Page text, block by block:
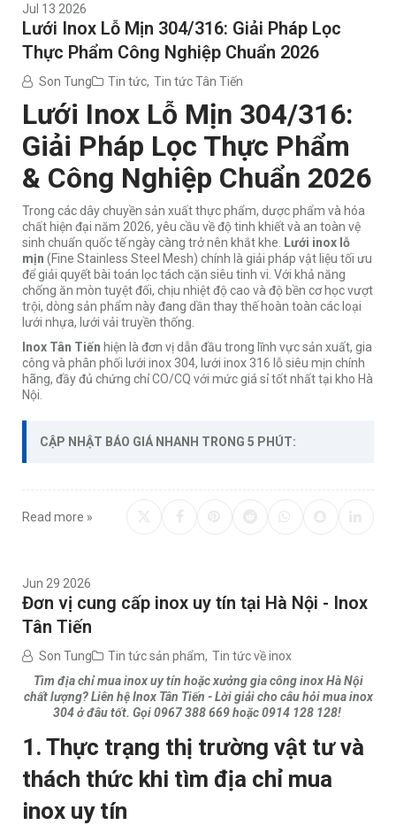
Jul 13 2026
Lưới Inox Lỗ Mịn 304/316: Giải Pháp Lọc
Thực Phẩm Công Nghiệp Chuẩn 2026
Son Tung Tin tức, Tin tức Tân Tiến
Lưới Inox Lỗ Mịn 304/316:
Giải Pháp Lọc Thực Phẩm
& Công Nghiệp Chuẩn 2026
Trong các dây chuyền sản xuất thực phẩm, dược phẩm và hóa
chất hiện đại năm 2026, yêu cầu về độ tinh khiết và an toàn vệ
sinh chuẩn quốc tế ngày càng trở nên khắt khe.
Lưới inox lỗ
mịn (Fine Stainless Steel Mesh) chính là giải pháp vật liệu tối ưu
để giải quyết bài toán lọc tách cặn siêu tinh vi. Với khả năng
chống ăn mòn tuyệt đối, chịu nhiệt độ cao và độ bền cơ học vượt
trội, dòng sản phẩm này đang dần thay thế hoàn toàn các loại
lưới nhựa, lưới vải truyền thống.
Inox Tân Tiến hiện là đơn vị dẫn đầu trong lĩnh vực sản xuất, gia
công và phân phối lưới inox 304, lưới inox 316 lỗ siêu mịn chính
hãng, đầy đủ chứng chỉ CO/CQ với mức giá sỉ tốt nhất tại kho Hà
Nội.
CẬP NHẬT BÁO GIÁ NHANH TRONG 5 PHÚT:
Read more »
Jun 29 2026
Đơn vị cung cấp inox uy tín tại Hà Nội - Inox
Tân Tiến
Son Tung Tin tức sản phẩm, Tin tức về inox
Tìm địa chỉ mua inox uy tín hoặc xưởng gia công inox Hà Nội
chất lượng? Liên hệ Inox Tân Tiến - Lời giải cho câu hỏi mua inox
304 ở đâu tốt. Gọi 0967 388 669 hoặc 0914 128 128!
1. Thực trạng thị trường vật tư và
thách thức khi tìm địa chỉ mua
inox uy tín